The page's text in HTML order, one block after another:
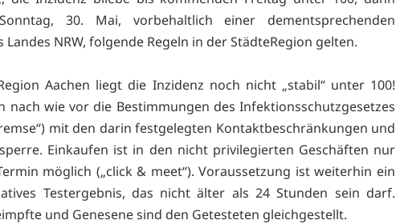
30. Mai, vorbehaltlich einer dementsprechenden
NRW, folgende Regeln in der StädteRegion gelten.
Aachen liegt die Inzidenz noch nicht „stabil“ unter 100!
nach wie vor die Bestimmungen des Infektionsschutzgesetzes
mit den darin festgelegten Kontaktbeschränkungen und
Einkaufen ist in den nicht privilegierten Geschäften nur
möglich („click & meet“). Voraussetzung ist weiterhin ein
Testergebnis, das nicht älter als 24 Stunden sein darf.
und Genesene sind den Getesteten gleichgestellt.